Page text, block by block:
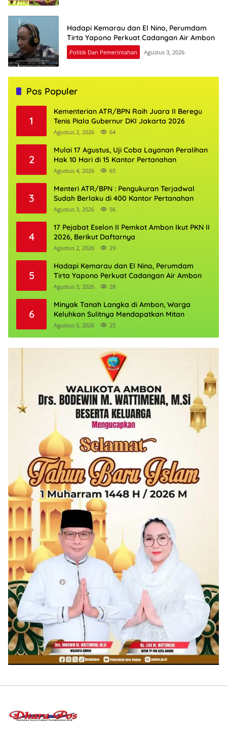
Hadapi Kemarau dan El Nino, Perumdam
Tirta Yapono Perkuat Cadangan Air Ambon
Politik Dan Pemerintahan Agustus 3, 2026
Pos Populer
1
Kementerian ATR/BPN Raih Juara II Beregu
Tenis Piala Gubernur DKI Jakarta 2026
Agustus 2, 2026 64
2
Mulai 17 Agustus, Uji Coba Layanan Peralihan
Hak 10 Hari di 15 Kantor Pertanahan
Agustus 4, 2026 63
3
Menteri ATR/BPN : Pengukuran Terjadwal
Sudah Berlaku di 400 Kantor Pertanahan
Agustus 3, 2026 56
4
17 Pejabat Eselon II Pemkot Ambon Ikut PKN II
2026, Berikut Daftarnya
Agustus 2, 2026 29
5
Hadapi Kemarau dan El Nino, Perumdam
Tirta Yapono Perkuat Cadangan Air Ambon
Agustus 3, 2026 28
6
Minyak Tanah Langka di Ambon, Warga
Keluhkan Sulitnya Mendapatkan Mitan
Agustus 5, 2026 25